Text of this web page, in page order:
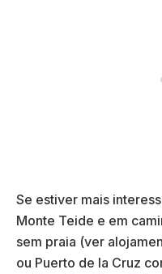
Se estiver mais
Monte Teide e em
sem praia (ver
ou Puerto de la Cruz